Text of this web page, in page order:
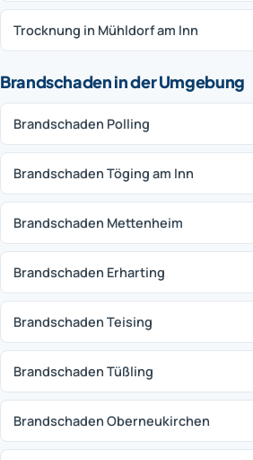
Trocknung in Mühldorf am Inn
Brandschaden in der Umgebung
Brandschaden Polling
Brandschaden Töging am Inn
Brandschaden Mettenheim
Brandschaden Erharting
Brandschaden Teising
Brandschaden Tüßling
Brandschaden Oberneukirchen